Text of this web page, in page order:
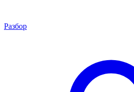
Разбор